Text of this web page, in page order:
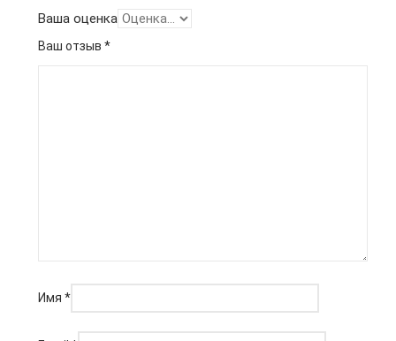
Ваша оценка
Ваш отзыв *
Имя *